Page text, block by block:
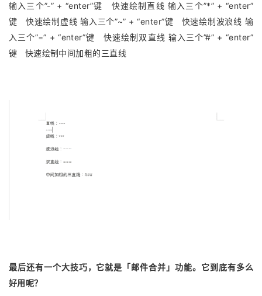
输入三个”-” + “enter”键 快速绘制直线 输入三个”*” + “enter”
键 快速绘制虚线 输入三个”~” + “enter”键 快速绘制波浪线 输
入三个”=” + “enter”键 快速绘制双直线 输入三个”#” + “enter”
键 快速绘制中间加粗的三直线
最后还有一个大技巧，它就是「邮件合并」功能。它到底有多么
好用呢？